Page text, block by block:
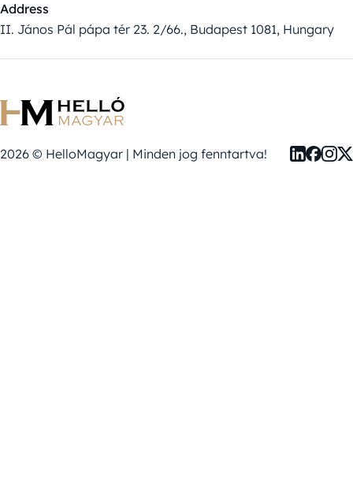
Address
II. János Pál pápa tér 23. 2/66., Budapest 1081, Hungary
2026 © HelloMagyar | Minden jog fenntartva!